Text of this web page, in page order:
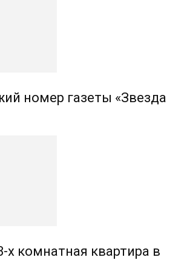
номер газеты «Звезда
х комнатная квартира в